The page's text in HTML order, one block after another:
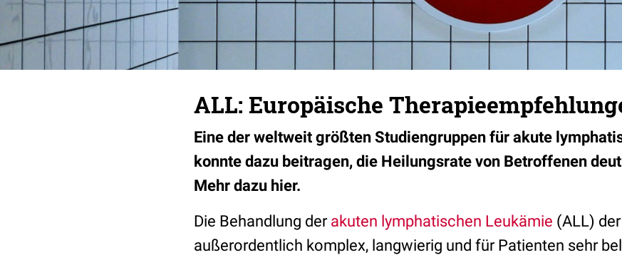
ALL: Europäische
Eine der weltweit größten Studiengruppen für akute
konnte dazu beitragen, die Heilungsrate von Betroffenen
Mehr dazu hier.
Die Behandlung der akuten lymphatischen Leukämie (ALL)
außerordentlich komplex, langwierig und für Patienten sehr